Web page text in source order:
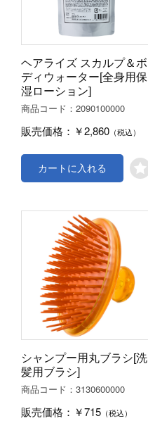
ヘアライズ スカルプ＆ボ
ディウォーター[全身用保
湿ローション]
商品コード：2090100000
販売価格： ￥2,860 （税込）
カートに入れる
シャンプー用丸ブラシ[洗
髪用ブラシ]
商品コード：3130600000
販売価格： ￥715 （税込）